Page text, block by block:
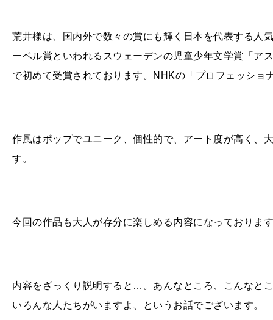
荒井様は、国内外で数々の賞にも輝く日本を代表する人
ーベル賞といわれるスウェーデンの児童少年文学賞「ア
で初めて受賞されております。
NHKの「プロフェッショ
作風はポップでユニーク、個性的で、アート度が高く、
す。
今回の作品も大人が存分に楽しめる内容になっておりま
内容をざっくり説明すると…。あんなところ、こんなと
いろんな人たちがいますよ、というお話でございます。